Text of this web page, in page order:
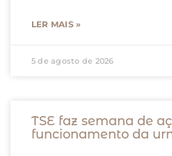
LER MAIS »
5 de agosto de 2026
TSE faz semana de
funcionamento da